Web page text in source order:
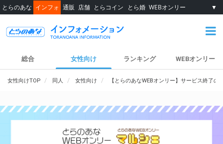
とらのあな インフォ 通販 店舗 とらコイン とら婚 WEBオンリー ▼
総合 女性向け ランキング WEBオンリー
女性向けTOP 同人 女性向け 【とらのあなWEBオンリー】サービス終了の